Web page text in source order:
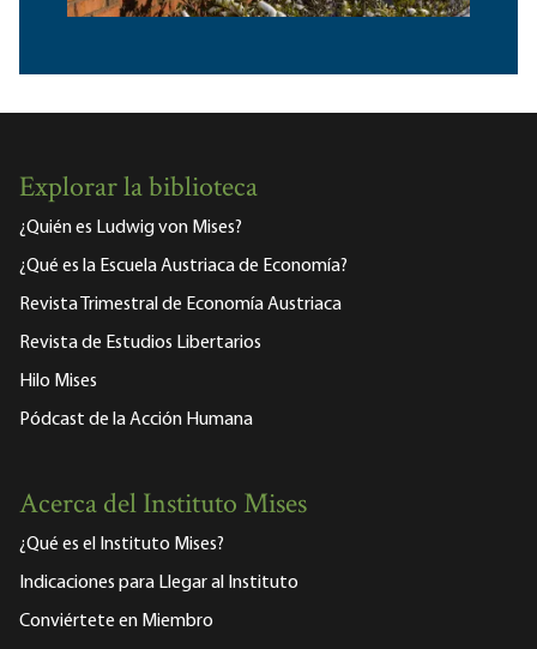
Explorar la biblioteca
¿Quién es Ludwig von Mises?
¿Qué es la Escuela Austriaca de Economía?
Revista Trimestral de Economía Austriaca
Revista de Estudios Libertarios
Hilo Mises
Pódcast de la Acción Humana
Acerca del Instituto Mises
¿Qué es el Instituto Mises?
Indicaciones para Llegar al Instituto
Conviértete en Miembro